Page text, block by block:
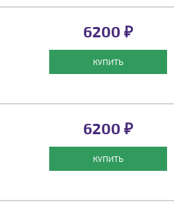
6200 ₽
КУПИТЬ
6200 ₽
КУПИТЬ